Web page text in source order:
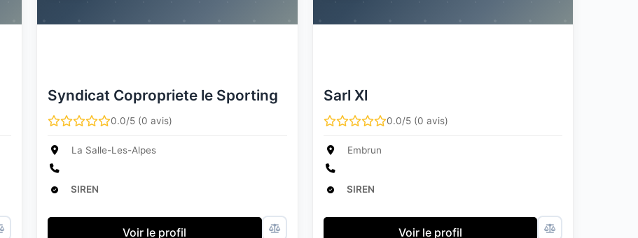
Syndicat Copropriete le Sporting
0.0/5 (0 avis)
La Salle-Les-Alpes
SIREN
Voir le profil
Sarl Xl
0.0/5 (0 avis)
Embrun
SIREN
Voir le profil